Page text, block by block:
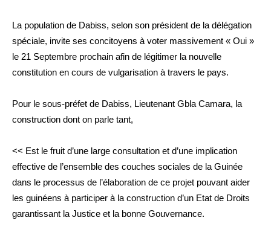
La population de Dabiss, selon son président de la délégation
spéciale, invite ses concitoyens à voter massivement « Oui »
le 21 Septembre prochain afin de légitimer la nouvelle
constitution en cours de vulgarisation à travers le pays.
Pour le sous-préfet de Dabiss, Lieutenant Gbla Camara, la
construction dont on parle tant,
<< Est le fruit d’une large consultation et d’une implication
effective de l’ensemble des couches sociales de la Guinée
dans le processus de l’élaboration de ce projet pouvant aider
les guinéens à participer à la construction d’un Etat de Droits
garantissant la Justice et la bonne Gouvernance.